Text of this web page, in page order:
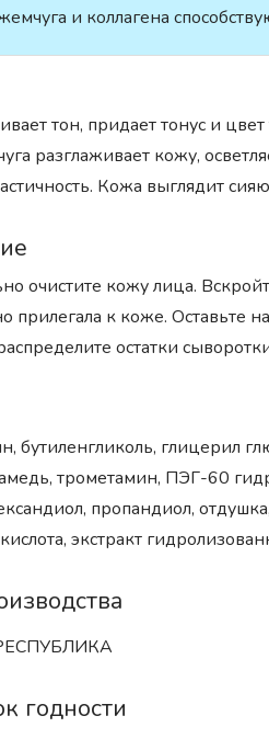
и коллагена
тон, придает тонус и
разглаживает кожу,
Кожа выглядит
очистите кожу лица.
прилегала к коже.
остатки
бутиленгликоль, глицерил
трометамин, ПЭГ-60
пропандиол,
экстракт
годности